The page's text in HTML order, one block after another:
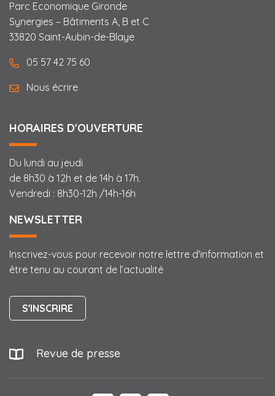
Parc Economique Gironde
Synergies – Bâtiments A, B et C
33820 Saint-Aubin-de-Blaye
05 57 42 75 60
Nous écrire
HORAIRES D'OUVERTURE
Du lundi au jeudi
de 8h30 à 12h et de 14h à 17h.
Vendredi : 8h30-12h /14h-16h
NEWSLETTER
Inscrivez-vous pour recevoir notre lettre d'information et
être tenu au courant de l’actualité
S'INSCRIRE
Revue de presse